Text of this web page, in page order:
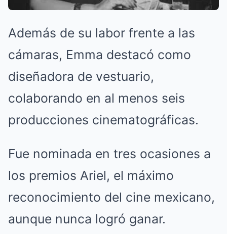
Además de su labor frente a las
cámaras, Emma destacó como
diseñadora de vestuario,
colaborando en al menos seis
producciones cinematográficas.
Fue nominada en tres ocasiones a
los premios Ariel, el máximo
reconocimiento del cine mexicano,
aunque nunca logró ganar.